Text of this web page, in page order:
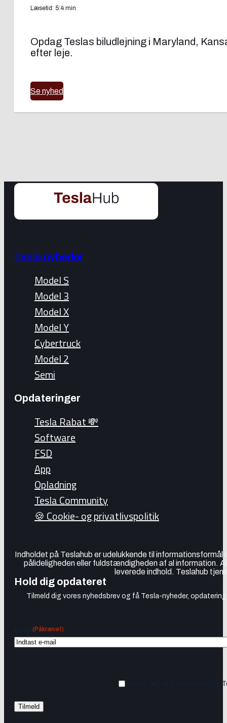
Læsetid: 5:4 min
Opdag Teslas biludlejning i Maryland,
efter leje.
Se nyhed
Tesla nyheder
Model S
Model 3
Model X
Model Y
Cybertruck
Model 2
Semi
Opdateringer
Tesla Rabat 💸
Software
FSD
App
Opladning
Tesla Community
🍪 Cookie- og privatlivspolitik
Indholdet på Teslahub er udelukkende til
pålideligheden eller fuldstændigheden af al information.
leverede indhold. Teslahub
Hold dig opdateret
Tilmeld dig vores nyhedsbrev og få Tesla-nyheder,
(Påkrævet)
Ja tak, jeg vil gerne modtage